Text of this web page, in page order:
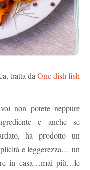
tratta da One dish fish
non potete neppure
e anche se
ha prodotto un
e leggerezza… un
in casa…mai più…le